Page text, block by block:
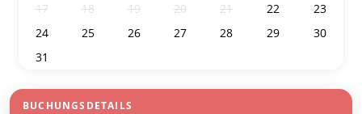
17
18 19 20 21 22
23
24
25 26 27 28 29
30
31
BUCHUNGSDETAILS